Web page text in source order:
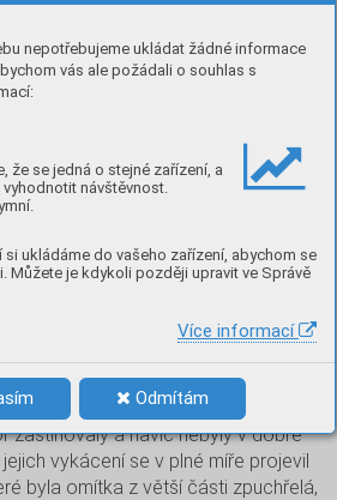
nepotřebujeme ukládat žádné informace
vás ale požádali o souhlas s
že se jedná o stejné zařízení, a
návštěvnost.
ukládáme do vašeho zařízení, abychom se
Můžete je kdykoli později upravit ve Správě
Více informací
Odmítám
v okolí
letošního roku jsme přikročili
jeho okolí. Zaměstnanci
túje, které byly vysázeny
zastiňovaly a navíc nebyly v dobré
vykácení se v plné míře projevil
byla omítka z větší části zpuchřelá,